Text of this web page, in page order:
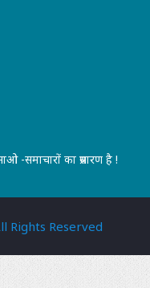
समाचारों का प्रसारण है !
Rights Reserved